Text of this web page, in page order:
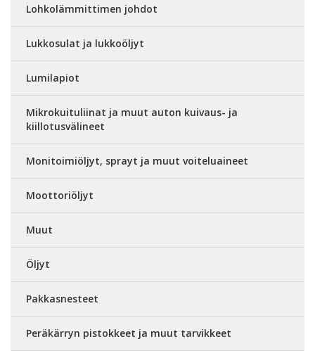
Lohkolämmittimen johdot
Lukkosulat ja lukkoöljyt
Lumilapiot
Mikrokuituliinat ja muut auton kuivaus- ja
kiillotusvälineet
Monitoimiöljyt, sprayt ja muut voiteluaineet
Moottoriöljyt
Muut
Öljyt
Pakkasnesteet
Peräkärryn pistokkeet ja muut tarvikkeet